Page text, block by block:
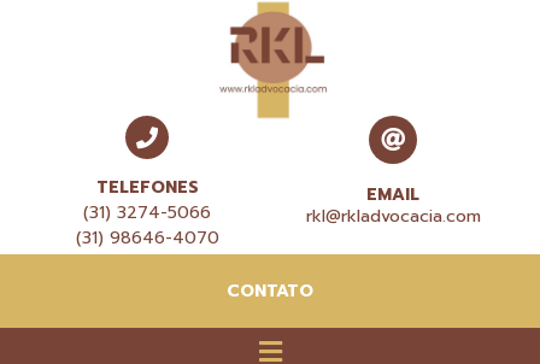
TELEFONES
(31) 3274-5066
(31) 98646-4070
EMAIL
rkl@rkladvocacia.com
CONTATO